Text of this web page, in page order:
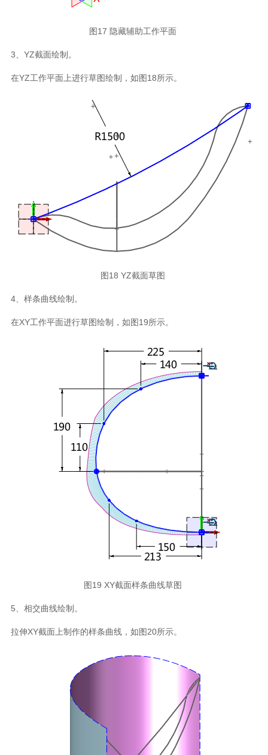
图17 隐藏辅助工作平面
3、YZ截面绘制。
在YZ工作平面上进行草图绘制，如图18所示。
图18 YZ截面草图
4、样条曲线绘制。
在XY工作平面进行草图绘制，如图19所示。
图19 XY截面样条曲线草图
5、相交曲线绘制。
拉伸XY截面上制作的样条曲线，如图20所示。